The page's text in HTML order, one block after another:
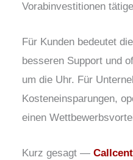
Vorabinvestitionen
Für Kunden bedeutet
besseren Support und
um die Uhr. Für
Kosteneinsparungen,
einen
Kurz gesagt —